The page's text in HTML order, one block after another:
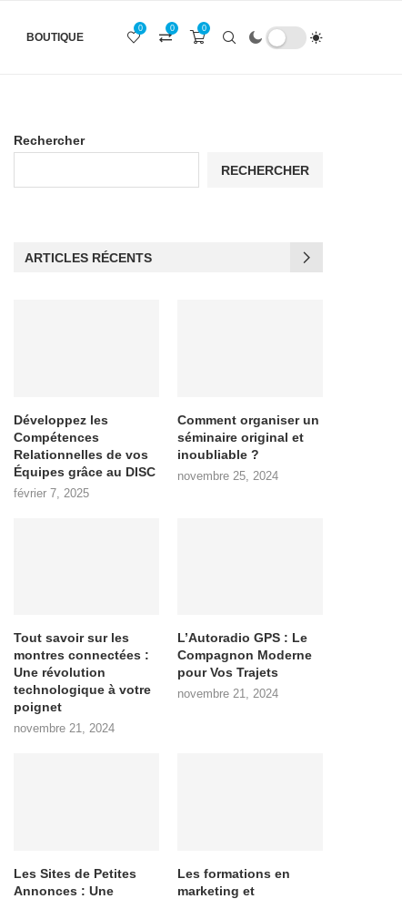
BOUTIQUE
0
0
0
Rechercher
RECHERCHER
ARTICLES RÉCENTS
Développez les
Compétences
Relationnelles de vos
Équipes grâce au DISC
février 7, 2025
Comment organiser un
séminaire original et
inoubliable ?
novembre 25, 2024
Tout savoir sur les
montres connectées :
Une révolution
technologique à votre
poignet
novembre 21, 2024
L’Autoradio GPS : Le
Compagnon Moderne
pour Vos Trajets
novembre 21, 2024
Les Sites de Petites
Annonces : Une
Les formations en
marketing et